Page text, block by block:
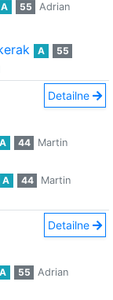
A 55
Adrian
A
55
Detailne
A 44
Martin
A 44
Martin
Detailne
A 55
Adrian